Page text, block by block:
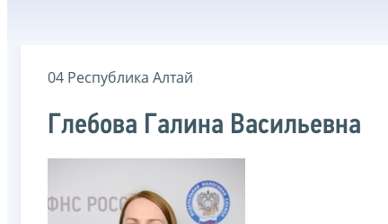
04 Республика Алтай
Глебова Галина Васильевна